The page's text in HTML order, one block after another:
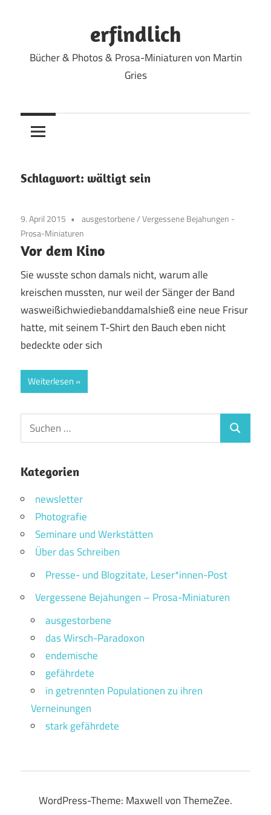
erfindlich
Bücher & Photos & Prosa-Miniaturen von Martin
Gries
Schlagwort: wältigt sein
9. April 2015 ausgestorbene/Vergessene Bejahungen -
Prosa-Miniaturen
Vor dem Kino
Sie wusste schon damals nicht, warum alle
kreischen mussten, nur weil der Sänger der Band
wasweißichwiediebanddamalshieß eine neue Frisur
hatte, mit seinem T-Shirt den Bauch eben nicht
bedeckte oder sich
Weiterlesen
Suchen
nach:
Suchen
Kategorien
newsletter
Photografie
Seminare und Werkstätten
Über das Schreiben
Presse- und Blogzitate, Leser*innen-Post
Vergessene Bejahungen – Prosa-Miniaturen
ausgestorbene
das Wirsch-Paradoxon
endemische
gefährdete
in getrennten Populationen zu ihren
Verneinungen
stark gefährdete
WordPress-Theme: Maxwell von ThemeZee.